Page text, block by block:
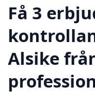
Få 3
Alsike